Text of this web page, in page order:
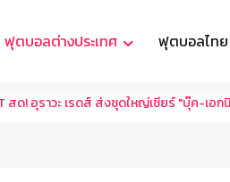
ฟุตบอลต่างประเทศ ฟุตบอลไทย
สด! อุราวะ เรดส์ ส่งชุดใหญ่เชียร์ "บุ๊ค-เอ